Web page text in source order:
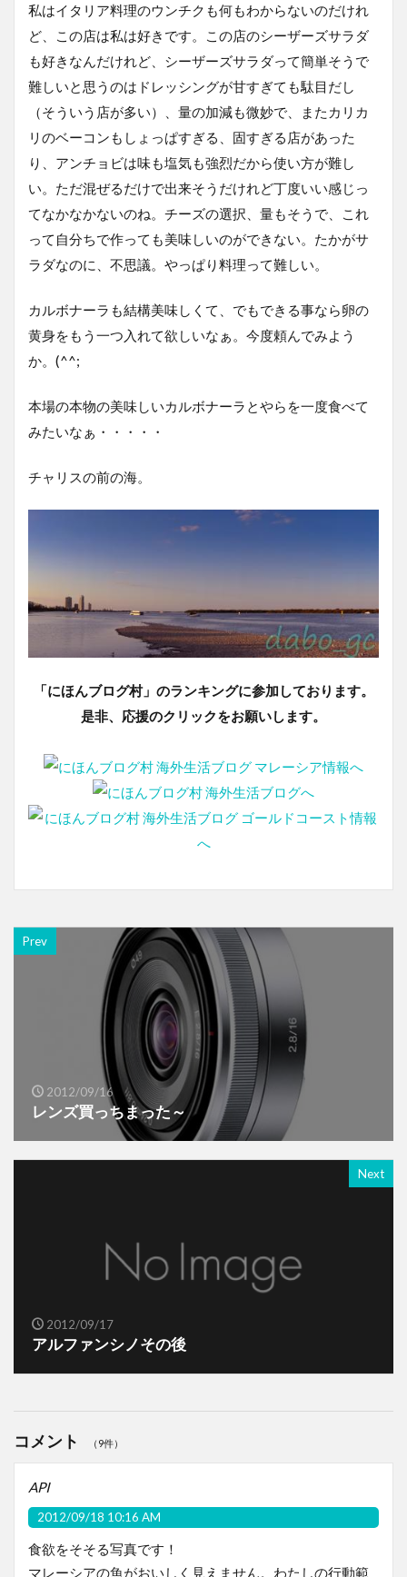
私はイタリア料理のウンチクも何もわからないのだけれ
ど、この店は私は好きです。この店のシーザーズサラダ
も好きなんだけれど、シーザーズサラダって簡単そうで
難しいと思うのはドレッシングが甘すぎても駄目だし
（そういう店が多い）、量の加減も微妙で、またカリカ
リのベーコンもしょっぱすぎる、固すぎる店があった
り、アンチョビは味も塩気も強烈だから使い方が難し
い。ただ混ぜるだけで出来そうだけれど丁度いい感じっ
てなかなかないのね。チーズの選択、量もそうで、これ
って自分ちで作っても美味しいのができない。たかがサ
ラダなのに、不思議。やっぱり料理って難しい。
カルボナーラも結構美味しくて、でもできる事なら卵の
黄身をもう一つ入れて欲しいなぁ。今度頼んでみよう
か。(^^;
本場の本物の美味しいカルボナーラとやらを一度食べて
みたいなぁ・・・・・
チャリスの前の海。
「にほんブログ村」のランキングに参加しております。
是非、応援のクリックをお願いします。
Prev
2012/09/16
レンズ買っちまった～
Next
2012/09/17
アルファンシノその後
コメント （9件）
API
2012/09/18 10:16 AM
食欲をそそる写真です！
マレーシアの魚がおいしく見えません。わたしの行動範